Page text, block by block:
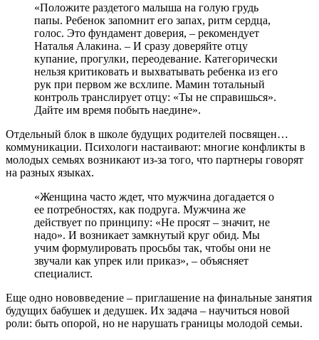
«Положите раздетого малыша на голую грудь
папы. Ребенок запомнит его запах, ритм сердца,
голос. Это фундамент доверия, – рекомендует
Наталья Алакина. – И сразу доверяйте отцу
купание, прогулки, переодевание. Категорически
нельзя критиковать и выхватывать ребенка из его
рук при первом же всхлипе. Мамин тотальный
контроль транслирует отцу: «Ты не справишься».
Дайте им время побыть наедине».
Отдельный блок в школе будущих родителей посвящен…
коммуникации. Психологи настаивают: многие конфликты в
молодых семьях возникают из-за того, что партнеры говорят
на разных языках.
«Женщина часто ждет, что мужчина догадается о
ее потребностях, как подруга. Мужчина же
действует по принципу: «Не просят – значит, не
надо». И возникает замкнутый круг обид. Мы
учим формулировать просьбы так, чтобы они не
звучали как упрек или приказ», – объясняет
специалист.
Еще одно нововведение – приглашение на финальные занятия
будущих бабушек и дедушек. Их задача – научиться новой
роли: быть опорой, но не нарушать границы молодой семьи.